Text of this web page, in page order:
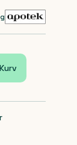
Kurv